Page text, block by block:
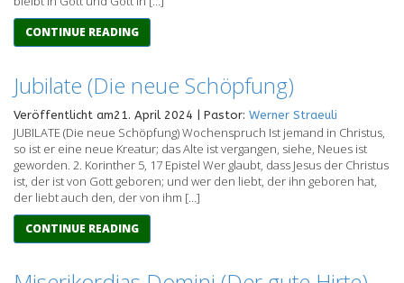
CONTINUE READING
Jubilate (Die neue Schöpfung)
Veröffentlicht am21. April 2024 | Pastor: Werner Straeuli
JUBILATE (Die neue Schöpfung) Wochenspruch Ist jemand in Christus,
so ist er eine neue Kreatur; das Alte ist vergangen, siehe, Neues ist
geworden. 2. Korinther 5, 17 Epistel Wer glaubt, dass Jesus der Christus
ist, der ist von Gott geboren; und wer den liebt, der ihn geboren hat,
der liebt auch den, der von ihm […]
CONTINUE READING